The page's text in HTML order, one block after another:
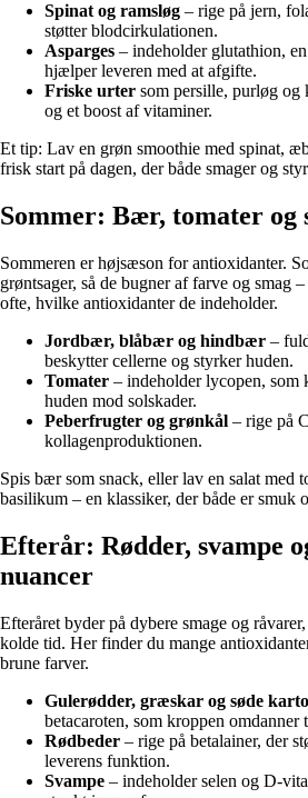
Spinat og ramsløg – rige på jern,
støtter blodcirkulationen.
Asparges – indeholder glutathion,
hjælper leveren med at afgifte.
Friske urter som persille, purløg og
og et boost af vitaminer.
Et tip: Lav en grøn smoothie med spinat,
frisk start på dagen, der både smager og
Sommer: Bær, tomater og
Sommeren er højsæson for antioxidanter.
grøntsager, så de bugner af farve og smag
ofte, hvilke antioxidanter de indeholder.
Jordbær, blåbær og hindbær –
beskytter cellerne og styrker huden.
Tomater – indeholder lycopen, som
huden mod solskader.
Peberfrugter og grønkål – rige på
kollagenproduktionen.
Spis bær som snack, eller lav en salat med
basilikum – en klassiker, der både er smuk
Efterår: Rødder, svampe
nuancer
Efteråret byder på dybere smage og
kolde tid. Her finder du mange
brune farver.
Gulerødder, græskar og søde
betacaroten, som kroppen
Rødbeder – rige på betalainer, der
leverens funktion.
Svampe – indeholder selen og D-